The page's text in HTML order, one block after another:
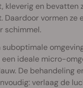
kleverig en bevatten
Daardoor vormen ze
schimmel.
suboptimale
ideale micro-
De behandeling
verlaag de